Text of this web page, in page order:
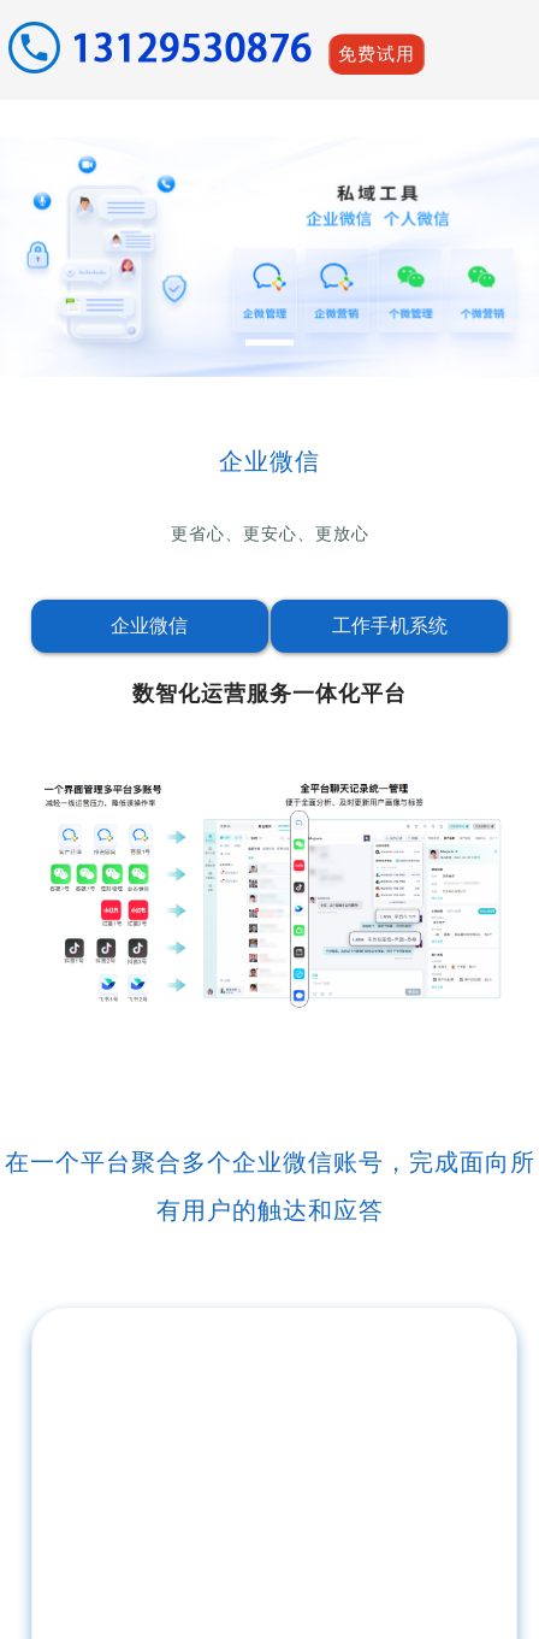
免费试用
企业微信
更省心、更安心、更放心
企业微信 工作手机系统
数智化运营服务一体化平台
在一个平台聚合多个企业微信账号，完成面向所
有用户的触达和应答